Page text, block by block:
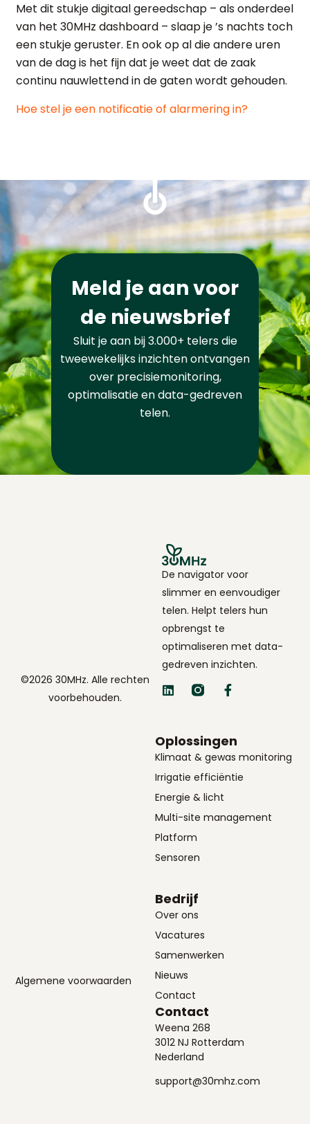
Met dit stukje digitaal gereedschap – als onderdeel
van het 30MHz dashboard – slaap je ’s nachts toch
een stukje geruster. En ook op al die andere uren
van de dag is het fijn dat je weet dat de zaak
continu nauwlettend in de gaten wordt gehouden.
Hoe stel je een notificatie of alarmering in?
Meld je aan voor
de nieuwsbrief
Sluit je aan bij 3.000+ telers die
tweewekelijks inzichten ontvangen
over precisiemonitoring,
optimalisatie en data-gedreven
telen.
De navigator voor
slimmer en eenvoudiger
telen. Helpt telers hun
opbrengst te
optimaliseren met data-
gedreven inzichten.
Oplossingen
Klimaat & gewas monitoring
Irrigatie efficiëntie
Energie & licht
Multi-site management
Platform
Sensoren
Bedrijf
Over ons
Vacatures
Samenwerken
Nieuws
Contact
Contact
Weena 268
3012 NJ Rotterdam
Nederland
support@30mhz.com
©2026 30MHz. Alle rechten
voorbehouden.
Algemene voorwaarden